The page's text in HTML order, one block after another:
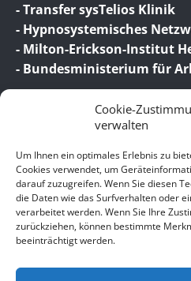
Cookie-
verwalten
Um Ihnen ein optimales Erlebnis zu
Cookies verwendet, um
darauf zuzugreifen. Wenn Sie diesen
die Daten wie das Surfverhalten oder
verarbeitet werden. Wenn Sie Ihre
zurückziehen, können bestimmte
beeinträchtigt werden.
- Transfer sysTelios Klinik
- Hypnosystemisches
- Milton-Erickson-Institut
- Bundesministerium für
© 2026 Birgit Wagner –
Supervision
Datenschutz